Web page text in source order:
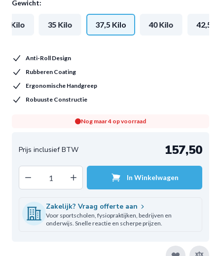
Gewicht:
Kilo 35 Kilo 37,5 Kilo 40 Kilo 42,5
Anti-Roll Design
Rubberen Coating
Ergonomische Handgreep
Robuuste Constructie
Nog maar 4 op voorraad
157,50
Decrease quantityIncrease quantityIn Winkelwagen
Zakelijk? Vraag offerte aan
Voor sportscholen, fysiopraktijken, bedrijven en
onderwijs. Snelle reactie en scherpe prijzen.